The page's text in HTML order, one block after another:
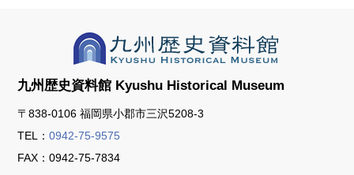
九州歴史資料館 Kyushu Historical Museum
〒838-0106 福岡県小郡市三沢5208-3
TEL：0942-75-9575
FAX：0942-75-7834